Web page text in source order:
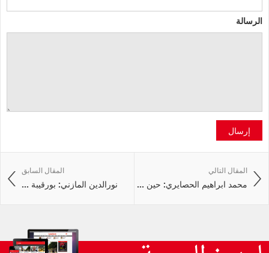
الرسالة
إرسال
المقال السابق
نورالدين المازني: بورقيبة ...
المقال التالي
محمد ابراهيم الحصايري: حين ...